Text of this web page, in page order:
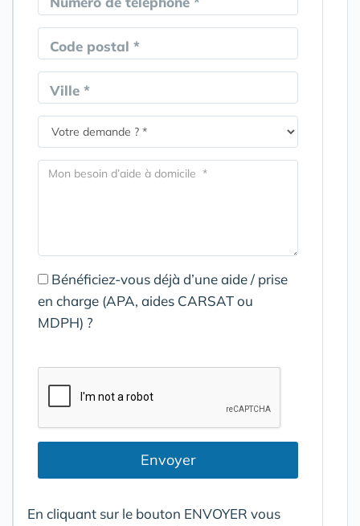
Code postal *
Ville *
Bénéficiez-vous déjà d’une aide / prise
en charge (APA, aides CARSAT ou
MDPH) ?
Envoyer
En cliquant sur le bouton ENVOYER vous